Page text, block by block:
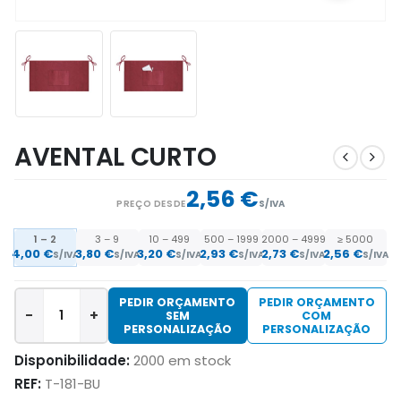
AVENTAL CURTO
PREÇO DESDE2,56 €S/IVA
1 – 2
4,00 €S/IVA
3 – 9
3,80 €S/IVA
10 – 499
3,20 €S/IVA
500 – 1999
2,93 €S/IVA
2000 – 4999
2,73 €S/IVA
≥ 5000
2,56 €S/IVA
- +
PEDIR ORÇAMENTO
SEM
PERSONALIZAÇÃO
PEDIR ORÇAMENTO
COM
PERSONALIZAÇÃO
Disponibilidade:2000 em stock
REF: T-181-BU